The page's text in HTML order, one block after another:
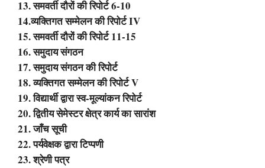
13. समवर्ती दौरों की रिपोर्ट 6-10
14.व्यक्तिगत सम्मेलन की रिपोर्ट IV
15. समवर्ती दौरों की रिपोर्ट 11-15
16. समुदाय संगठन
17. समुदाय संगठन की रिपोर्ट
18. व्यक्तिगत सम्मेलन की रिपोर्ट V
19. विद्यार्थी द्वारा स्व-मूल्यांकन रिपोर्ट
20. द्वितीय सेमेस्टर क्षेत्र कार्य का सारांश
21. जाँच सूची
22. पर्यवेक्षक द्वारा टिप्पणी
23. श्रेणी पत्र